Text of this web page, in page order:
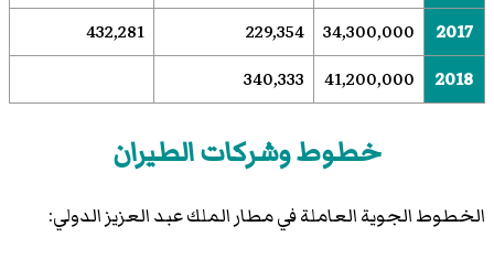
2017
34,300,000
229,354
432,281
2018
41,200,000
340,333
خطوط وشركات الطيران
الخطوط الجوية العاملة في مطار الملك عبد العزيز الدولي: